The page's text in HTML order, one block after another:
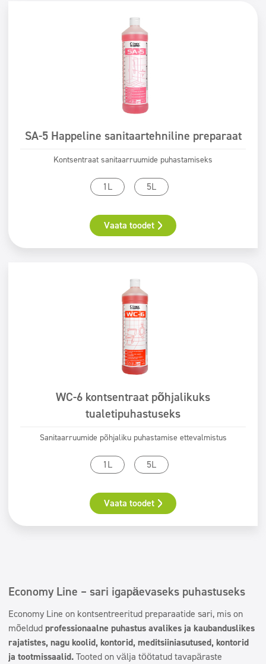
SA-5 Happeline sanitaartehniline preparaat
Kontsentraat sanitaarruumide puhastamiseks
1L 5L
Vaata toodet
WC-6 kontsentraat põhjalikuks
tualetipuhastuseks
Sanitaarruumide põhjaliku puhastamise ettevalmistus
1L 5L
Vaata toodet
Economy Line – sari igapäevaseks puhastuseks
Economy Line on kontsentreeritud preparaatide sari, mis on
mõeldudprofessionaalne puhastus avalikes ja kaubanduslikes
rajatistes, nagu koolid, kontorid, meditsiiniasutused, kontorid
ja tootmissaalid.Tooted on välja töötatud tavapäraste